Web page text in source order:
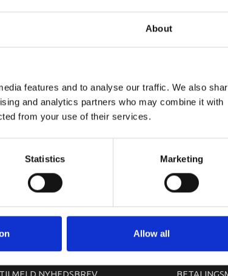
About
features and to analyse our traffic. We also
and analytics partners who may combine it with
from your use of their services.
Statistics Marketing
Allow all
YAMAHA MAT, UPPER RH
produkter, som ikke kan leveres, eller hvor prisen afviger
TILMELD NYHEDSBREV